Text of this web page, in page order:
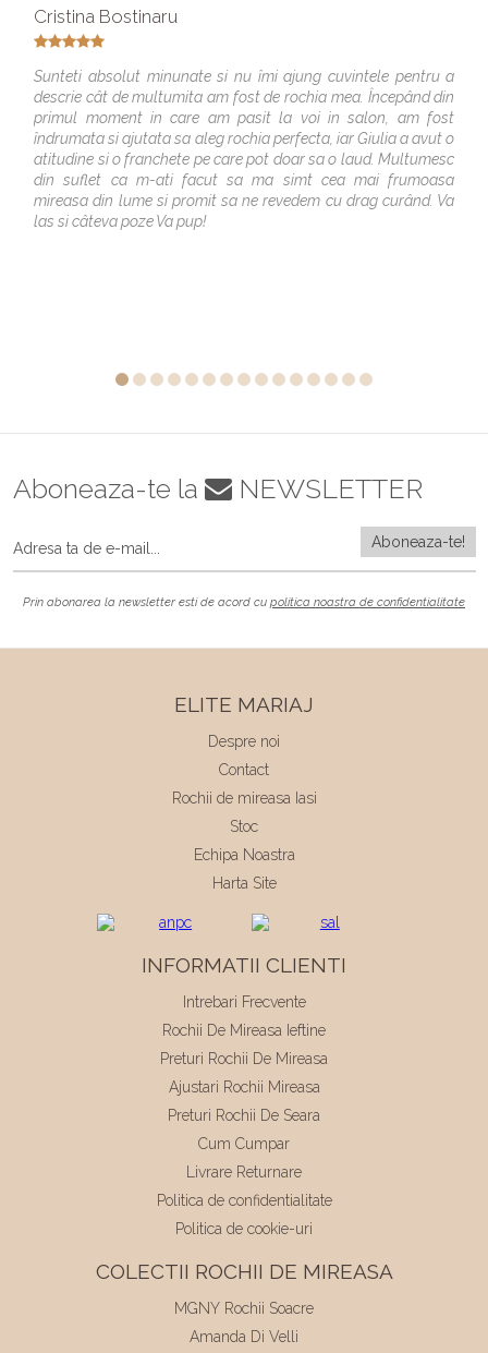
Cristina Bostinaru
Sunteti absolut minunate si nu îmi ajung cuvintele pentru a
descrie cât de multumita am fost de rochia mea. Începând din
primul moment in care am pasit la voi in salon, am fost
îndrumata si ajutata sa aleg rochia perfecta, iar Giulia a avut o
atitudine si o franchete pe care pot doar sa o laud. Multumesc
din suflet ca m-ati facut sa ma simt cea mai frumoasa
mireasa din lume si promit sa ne revedem cu drag curând. Va
las si câteva poze Va pup!
Aboneaza-te la NEWSLETTER
Prin abonarea la newsletter esti de acord cu politica noastra de confidentialitate
ELITE MARIAJ
Despre noi
Contact
Rochii de mireasa Iasi
Stoc
Echipa Noastra
Harta Site
INFORMATII CLIENTI
Intrebari Frecvente
Rochii De Mireasa Ieftine
Preturi Rochii De Mireasa
Ajustari Rochii Mireasa
Preturi Rochii De Seara
Cum Cumpar
Livrare Returnare
Politica de confidentialitate
Politica de cookie-uri
COLECTII ROCHII DE MIREASA
MGNY Rochii Soacre
Amanda Di Velli